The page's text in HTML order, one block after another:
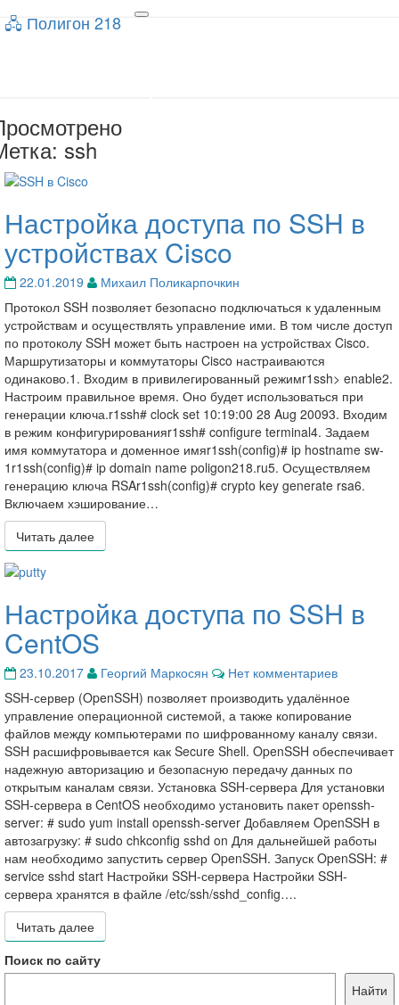
Toggle
🖧 Полигон 218
🖧 Полигон 218
ssh
Настройка
доступа
по
SSH
в
устройствах
Cisco
Настройка доступа по SSH в
устройствах Cisco
22.01.2019
Михаил Поликарпочкин
Протокол SSH позволяет безопасно подключаться к удаленным
устройствам и осуществлять управление ими. В том числе доступ
по протоколу SSH может быть настроен на устройствах Cisco.
Маршрутизаторы и коммутаторы Cisco настраиваются
одинаково.1. Входим в привилегированный режимr1ssh> enable2.
Настроим правильное время. Оно будет использоваться при
генерации ключа.r1ssh# clock set 10:19:00 28 Aug 20093. Входим
в режим конфигурированияr1ssh# configure terminal4. Задаем
имя коммутатора и доменное имяr1ssh(config)# ip hostname sw-
1r1ssh(config)# ip domain name poligon218.ru5. Осуществляем
генерацию ключа RSAr1ssh(config)# crypto key generate rsa6.
Включаем хэширование…
Читать далееЧитать далее
Настройка
доступа
по
SSH
в
CentOS
Настройка доступа по SSH в
CentOS
23.10.2017 Георгий Маркосян Комментарии
Нет комментариев
SSH-сервер (OpenSSH) позволяет производить удалённое
управление операционной системой, а также копирование
файлов между компьютерами по шифрованному каналу связи.
SSH расшифровывается как Secure Shell. OpenSSH обеспечивает
надежную авторизацию и безопасную передачу данных по
открытым каналам связи. Установка SSH-сервера Для установки
SSH-сервера в CentOS необходимо установить пакет openssh-
server: # sudo yum install openssh-server Добавляем OpenSSH в
автозагрузку: # sudo chkconfig sshd on Для дальнейшей работы
нам необходимо запустить сервер OpenSSH. Запуск OpenSSH: #
service sshd start Настройки SSH-сервера Настройки SSH-
сервера хранятся в файле /etc/ssh/sshd_config….
Читать далееЧитать далее
Поиск по сайту
Найти